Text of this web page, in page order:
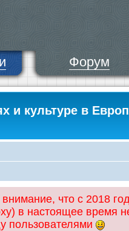
Форум
и культуре в
что с 2018
в настоящее время
пользователями